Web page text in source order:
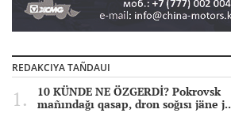
REDAKCIYA TAÑDAUI
10 KÜNDE NE ÖZGERDİ? Pokrovsk
mañındağı qasap, dron soğısı jäne j..